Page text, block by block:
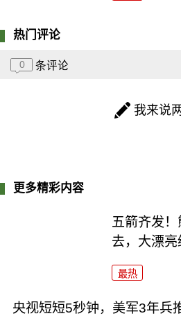
热门评论
0 条评论
我来说
更多精彩内容
五箭齐发
去，大漂
最热
央视短短5秒钟，美军3年兵